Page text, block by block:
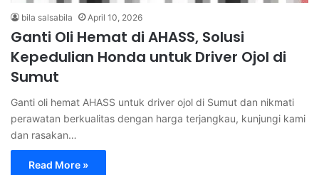
bila salsabila April 10, 2026
Ganti Oli Hemat di AHASS, Solusi
Kepedulian Honda untuk Driver Ojol di
Sumut
Ganti oli hemat AHASS untuk driver ojol di Sumut dan nikmati
perawatan berkualitas dengan harga terjangkau, kunjungi kami
dan rasakan…
Read More »